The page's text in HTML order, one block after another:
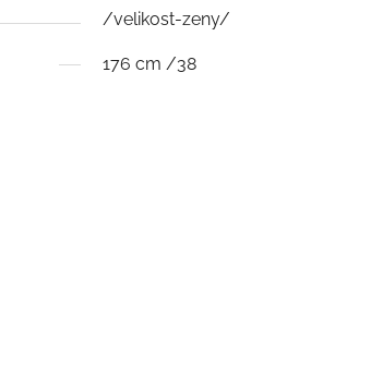
/velikost-zeny/
176 cm /38